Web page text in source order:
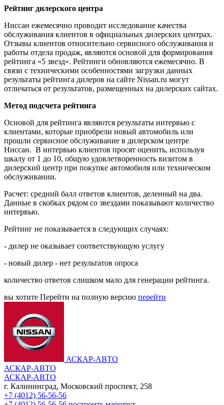
Рейтинг дилерского центра
Ниссан ежемесячно проводит исследование качества
обслуживания клиентов в официальных дилерских центрах.
Отзывы клиентов относительно сервисного обслуживания и
работы отдела продаж, являются основой для формирования
рейтинга «5 звезд». Рейтинги обновляются ежемесячно. В
связи с техническими особенностями загрузки данных
результаты рейтинга дилеров на сайте Nissan.ru могут
отличаться от результатов, размещенных на дилерских сайтах.
Метод подсчета рейтинга
Основой для рейтинга являются результаты интервью с
клиентами, которые приобрели новый автомобиль или
прошли сервисное обслуживание в дилерском центре
Ниссан. В интервью клиентов просят оценить, используя
шкалу от 1 до 10, общую удовлетворенность визитом в
дилерский центр при покупке автомобиля или техническом
обслуживании.
Расчет: средний балл ответов клиентов, деленный на два.
Данные в скобках рядом со звездами показывают количество
интервью.
Рейтинг не показывается в следующих случаях:
- дилер не оказывает соответствующую услугу
- новый дилер - нет результатов опроса
количество ответов слишком мало для генерации рейтинга.
вы хотите Перейти на полную версию перейти
АСКАР-АВТО
АСКАР-АВТО
АСКАР-АВТО
г. Калининград, Московский проспект, 258
+7 (4012) 56-56-56